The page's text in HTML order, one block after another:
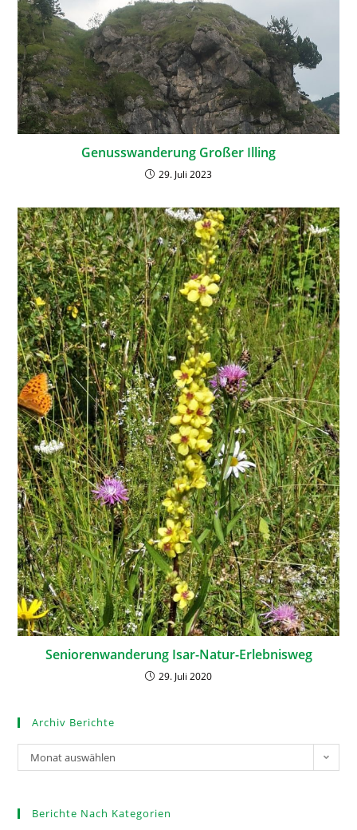
Genusswanderung Großer Illing
29. Juli 2023
Seniorenwanderung Isar-Natur-Erlebnisweg
29. Juli 2020
Archiv Berichte
Monat auswählen
Berichte Nach Kategorien